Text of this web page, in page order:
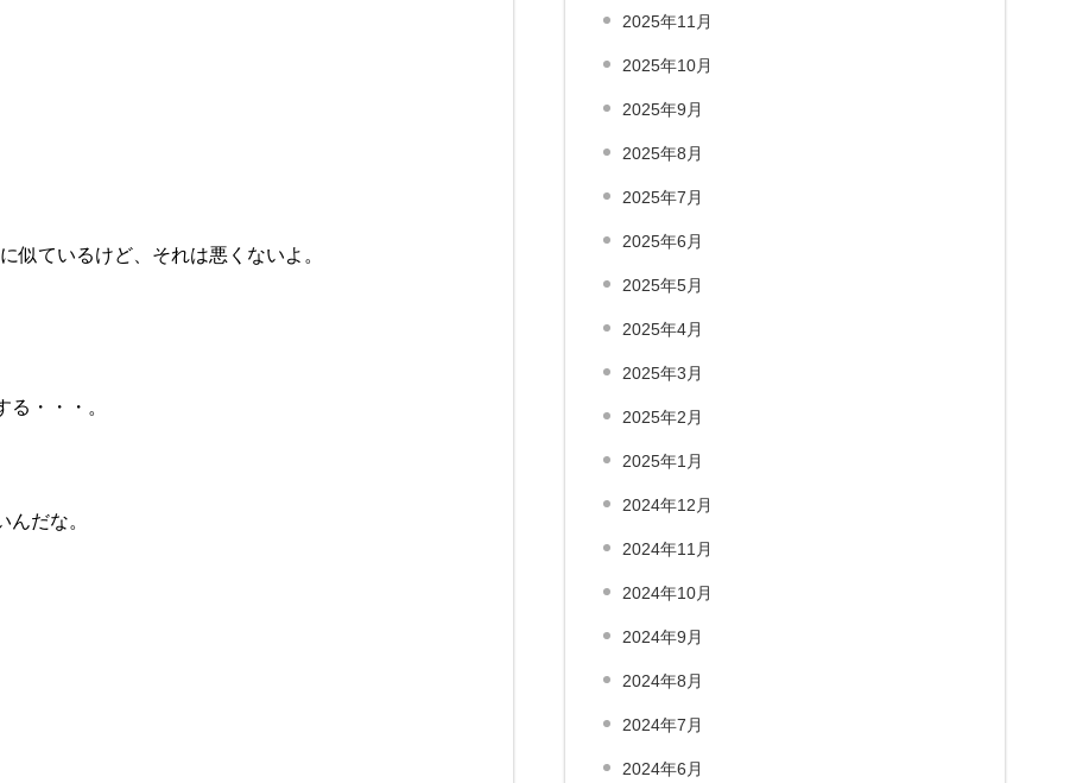
似ているけど、それは悪くないよ。
・・・。
だな。
2025年11月
2025年10月
2025年9月
2025年8月
2025年7月
2025年6月
2025年5月
2025年4月
2025年3月
2025年2月
2025年1月
2024年12月
2024年11月
2024年10月
2024年9月
2024年8月
2024年7月
2024年6月